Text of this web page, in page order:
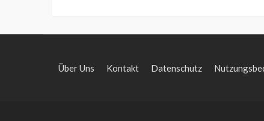
Über Uns Kontakt Datenschutz